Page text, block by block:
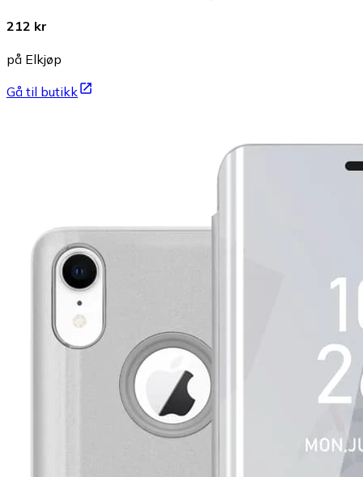
212 kr
på Elkjøp
Gå til butikk